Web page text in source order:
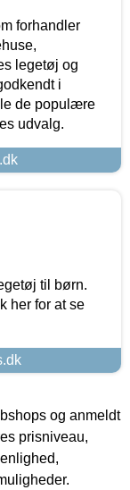
forhandler
legetøj og
i
de populære
udvalg.
til børn.
her for at se
og anmeldt
prisniveau,